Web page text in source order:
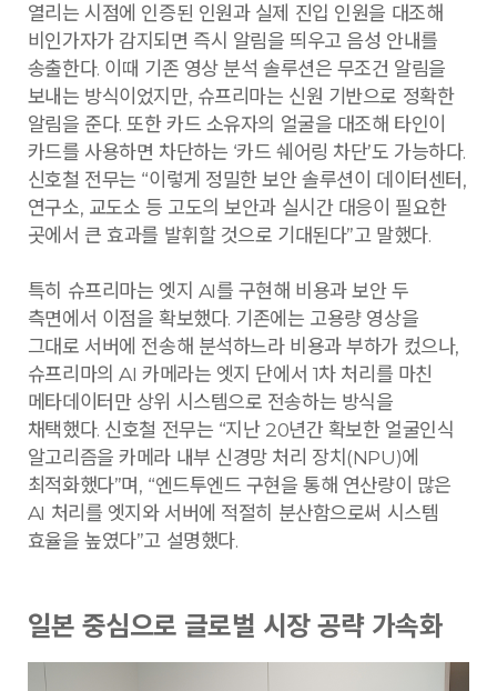
열리는 시점에 인증된 인원과 실제 진입 인원을 대조해
비인가자가 감지되면 즉시 알림을 띄우고 음성 안내를
송출한다. 이때 기존 영상 분석 솔루션은 무조건 알림을
보내는 방식이었지만, 슈프리마는 신원 기반으로 정확한
알림을 준다. 또한 카드 소유자의 얼굴을 대조해 타인이
카드를 사용하면 차단하는 ‘카드 쉐어링 차단’도 가능하다.
신호철 전무는 “이렇게 정밀한 보안 솔루션이 데이터센터,
연구소, 교도소 등 고도의 보안과 실시간 대응이 필요한
곳에서 큰 효과를 발휘할 것으로 기대된다”고 말했다.
특히 슈프리마는 엣지 AI를 구현해 비용과 보안 두
측면에서 이점을 확보했다. 기존에는 고용량 영상을
그대로 서버에 전송해 분석하느라 비용과 부하가 컸으나,
슈프리마의 AI 카메라는 엣지 단에서 1차 처리를 마친
메타데이터만 상위 시스템으로 전송하는 방식을
채택했다. 신호철 전무는 “지난 20년간 확보한 얼굴인식
알고리즘을 카메라 내부 신경망 처리 장치(NPU)에
최적화했다”며, “엔드투엔드 구현을 통해 연산량이 많은
AI 처리를 엣지와 서버에 적절히 분산함으로써 시스템
효율을 높였다”고 설명했다.
일본 중심으로 글로벌 시장 공략 가속화